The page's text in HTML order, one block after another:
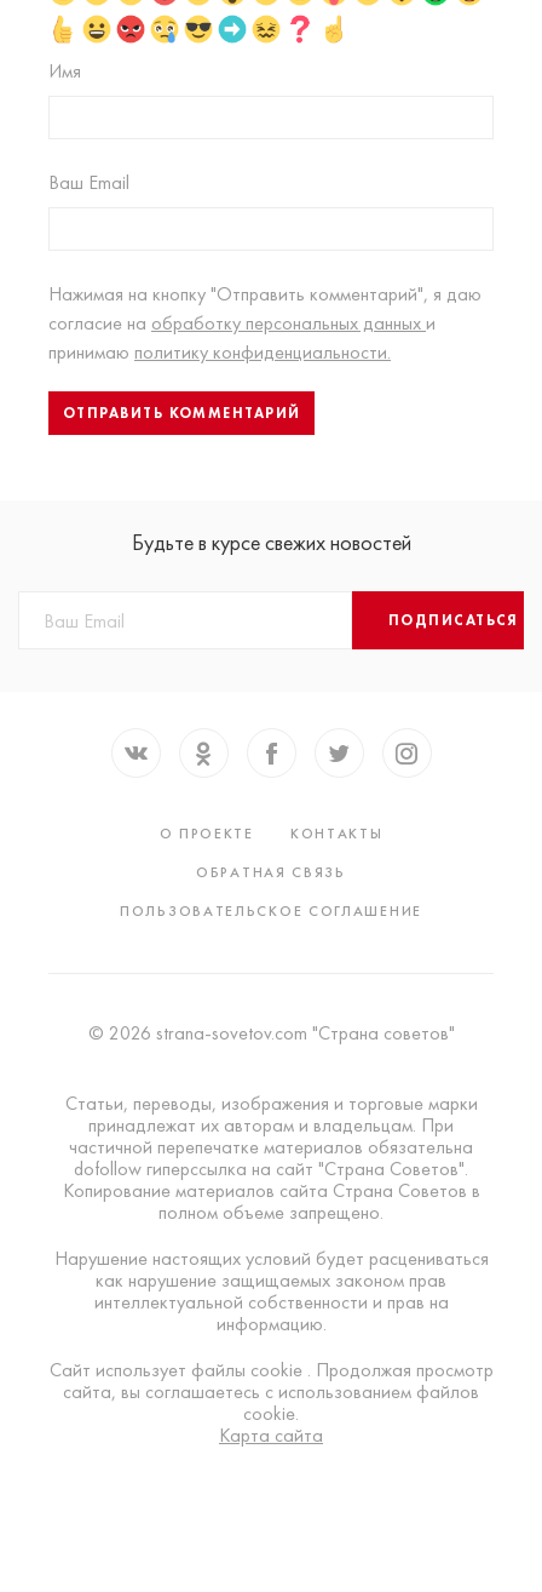
Имя
Ваш Email
Нажимая на кнопку "Отправить комментарий", я даю
согласие на обработку персональных данных и
принимаю политику конфиденциальности.
Будьте в курсе свежих новостей
ПОДПИСАТЬСЯ
О ПРОЕКТЕ
КОНТАКТЫ
ОБРАТНАЯ СВЯЗЬ
ПОЛЬЗОВАТЕЛЬСКОЕ СОГЛАШЕНИЕ
© 2026 strana-sovetov.com "Страна советов"
Статьи, переводы, изображения и торговые марки
принадлежат их авторам и владельцам. При
частичной перепечатке материалов обязательна
dofollow гиперссылка на сайт "Страна Советов".
Копирование материалов сайта Страна Советов в
полном объеме запрещено.
Нарушение настоящих условий будет расцениваться
как нарушение защищаемых законом прав
интеллектуальной собственности и прав на
информацию.
Сайт использует файлы cookie . Продолжая просмотр
сайта, вы соглашаетесь с использованием файлов
cookie.
Карта сайта